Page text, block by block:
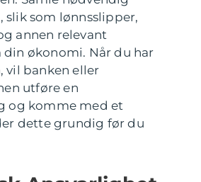
slik som lønnsslipper,
annen relevant
økonomi. Når du har
vil banken eller
utføre en
og komme med et
dette grundig før du